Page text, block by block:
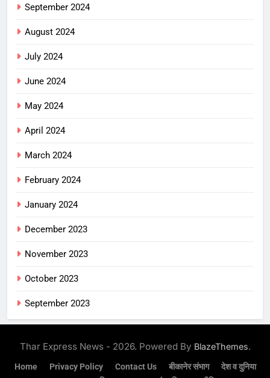
September 2024
August 2024
July 2024
June 2024
May 2024
April 2024
March 2024
February 2024
January 2024
December 2023
November 2023
October 2023
September 2023
Thar Express News - 2026. Powered By BlazeThemes.
Home Privacy Policy Contact Us बीकानेर संभाग
देश व दुनिया